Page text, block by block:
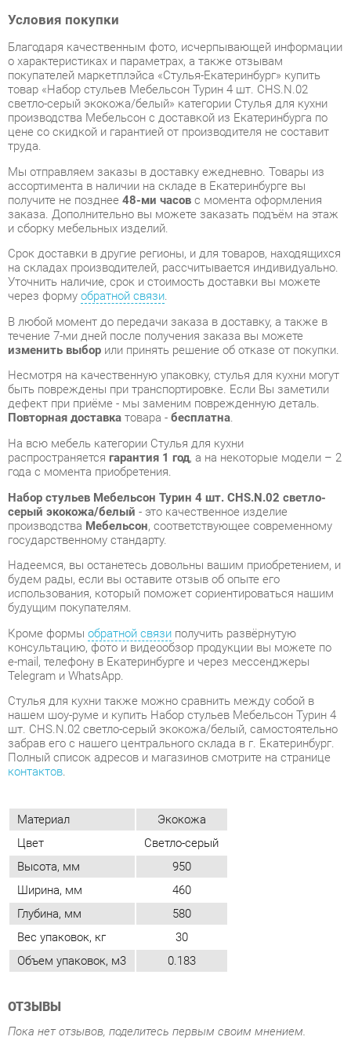
покупателей маркетплэйса «Стулья-Екатеринбург» купить
товар «Набор стульев Мебельсон Турин 4 шт. CHS.N.02
светло-серый экокожа/белый» категории Стулья для кухни
производства Мебельсон с доставкой из Екатеринбурга по
цене со скидкой и гарантией от производителя не составит
труда.
Мы отправляем заказы в доставку ежедневно. Товары из
ассортимента в наличии на складе в Екатеринбурге вы
получите не позднее48-ми часовс момента оформления
заказа. Дополнительно вы можете заказать подъём на этаж
Срок доставки в другие регионы, и для товаров, находящихся
на складах производителей, рассчитывается индивидуально.
Уточнить наличие, срок и стоимость доставки вы можете
через формуобратной связи.
В любой момент до передачи заказа в доставку, а также в
течение 7-ми дней после получения заказа вы можете
изменить выборили принять решение об отказе от покупки.
Несмотря на качественную упаковку, стулья для кухни могут
быть повреждены при транспортировке. Если Вы заметили
дефект при приёме - мы заменим поврежденную деталь.
Повторная доставкатовара -бесплатна.
На всю мебель категории Стулья для кухни
распространяетсягарантия 1 год, а на некоторые модели – 2
года с момента приобретения.
Набор стульев Мебельсон Турин 4 шт. CHS.N.02 светло-
производстваМебельсон, соответствующее современному
государственному стандарту.
будем рады, если вы оставите отзыв об опыте его
использования, который поможет сориентироваться нашим
будущим покупателям.
консультацию, фото и видеообзор продукции вы можете по
e-mail, телефону в Екатеринбурге и через мессенджеры
Telegram и WhatsApp.
Стулья для кухни также можно сравнить между собой в
нашем шоу-руме и купить Набор стульев Мебельсон Турин 4
шт. CHS.N.02 светло-серый экокожа/белый, самостоятельно
забрав его с нашего центрального склада в г. Екатеринбург.
Полный список адресов и магазинов смотрите на странице
контактов.
Материал
Экокожа
Цвет
Светло-серый
Высота, мм
Глубина, мм
580
Вес упаковок, кг
30
Объем упаковок, м3
0.183
ОТЗЫВЫ
Пока нет отзывов, поделитесь первым своим мнением.
ДОБАВИТЬ ОТЗЫВ
ПОХОЖИЕ ТОВАРЫ